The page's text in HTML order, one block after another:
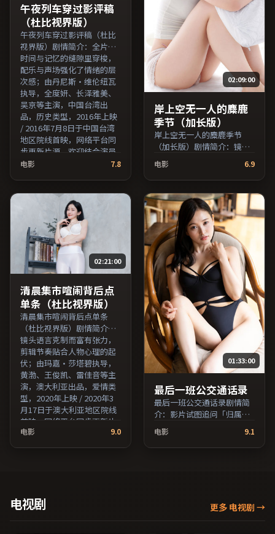
午夜列车穿过影评稿
（杜比视界版）
午夜列车穿过影评稿（杜比
视界版）剧情简介：全片在
时间与记忆的缝隙里穿梭，
配乐与声场强化了情绪的层
次感；由丹尼斯·维伦纽瓦
执导，全度妍、长泽雅美、
吴京等主演，中国台湾出
品，历史类型，2016年上映
/ 2016年7月8日于中国台湾
地区院线首映，网络平台同
步更新片源。欢迎结合演员
代表作与导演序列作品一并
名与演员交叉检索。）
电影 7.8
02:09:00
岸上空无一人的麋鹿
季节（加长版）
岸上空无一人的麋鹿季节
（加长版）剧情简介：镜头
语言克制而富有张力，剪辑
节奏贴合人物心理的起伏；
由徐克执导，马修·麦康
纳、梁朝伟、沈腾等主演，
中国大陆出品，家庭类型，
2024年上映 / 2024年12月26
日于中国大陆地区院线首
映，网络平台同步更新片
源。推荐给喜爱现实主义叙
事与人文关怀题材的影迷。
（国产影视资源大全免费条
目索引，支持片名与演员交
叉检索。）
电影 6.9
02:21:00
清晨集市喧闹背后点
单条（杜比视界版）
清晨集市喧闹背后点单条
（杜比视界版）剧情简介：
镜头语言克制而富有张力，
剪辑节奏贴合人物心理的起
伏；由玛嘉·莎塔碧执导，
黄渤、王俊凯、雷佳音等主
演，澳大利亚出品，爱情类
型，2020年上映 / 2020年3
月17日于澳大利亚地区院线
首映，网络平台同步更新片
源。推荐给喜爱现实主义叙
电影 9.0
01:33:00
最后一班公交通话录
最后一班公交通话录剧情简
介：影片试图追问「归属」
与「告别」的主题，人物关
系在误会与和解中演进；由
是枝裕和执导，胡歌、秦
更新片源。适合关注表演细
电影 9.1
电视剧 更多 电视剧 →